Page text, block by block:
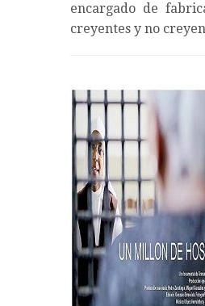
encargado de
creyentes y no